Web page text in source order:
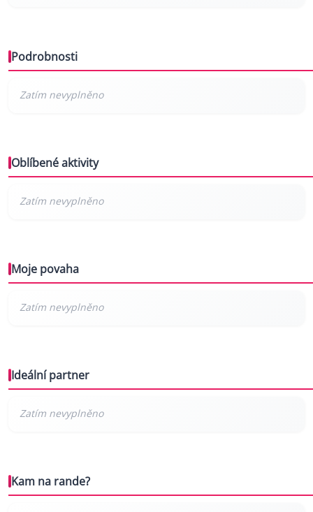
Podrobnosti
Oblíbené aktivity
Moje povaha
Ideální partner
Kam na rande?